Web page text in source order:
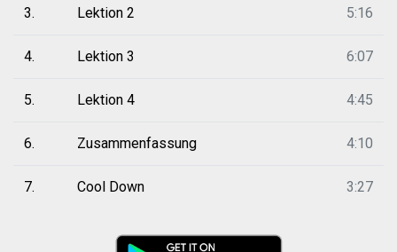
3. Lektion 2 5:16
4. Lektion 3 6:07
5. Lektion 4 4:45
6. Zusammenfassung 4:10
7. Cool Down 3:27